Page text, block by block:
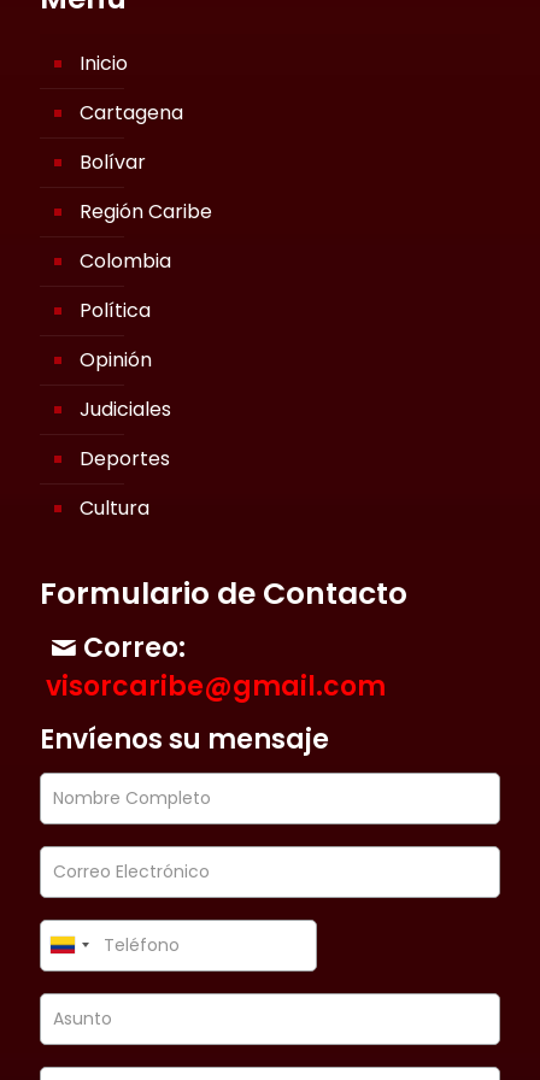
Inicio
Cartagena
Bolívar
Región Caribe
Colombia
Política
Opinión
Judiciales
Deportes
Cultura
Formulario de Contacto
Correo:
visorcaribe@gmail.com
Envíenos su mensaje